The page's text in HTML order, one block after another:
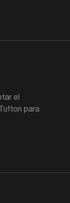
el
para